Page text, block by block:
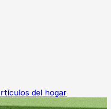
del hogar